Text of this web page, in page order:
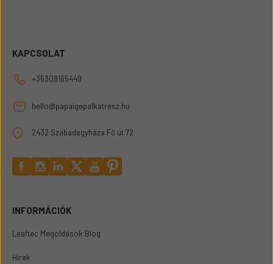
KAPCSOLAT
+36309165449
hello@papaigepalkatresz.hu
2432 Szabadegyháza Fő út 72
INFORMÁCIÓK
Leaftec Megoldások Blog
Hírek